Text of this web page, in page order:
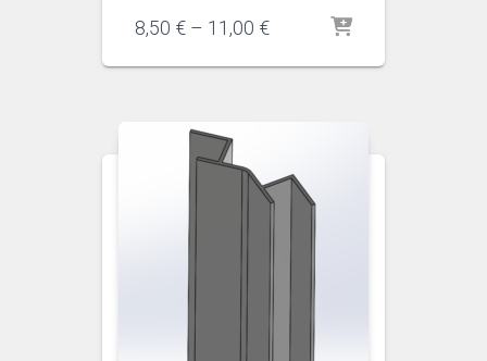
8,50 € – 11,00 €Preisspanne:
bis